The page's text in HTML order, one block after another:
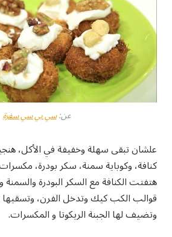
عن:سي بي سي سفرة
علشان تبقى سهلة وخفيفة في الأكل،
كنافة، وكوباية سمنة، سكر بودرة،
هتفتت الكنافة مع السكر البودرة
قوالب الكب كيك وتدخل الفرن،
وتضيف لها الجبنة الريكوتا و المكسرات.